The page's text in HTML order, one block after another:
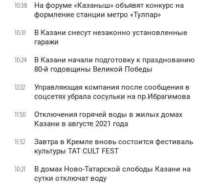
10:38
На форуме «Казаныш» объявят конкурс на
формление станции метро «Тулпар»
10:31
В Казани снесут незаконно установленные
гаражи
10:24
В Казани начали подготовку к празднованию
80-й годовщины Великой Победы
12:22
Управляющая компания после сообщения в
соцсетях убрала сосульки на пр.Ибрагимова
11:50
Отключения горячей воды в жилых домах
Казани в августе 2021 года
11:32
Завтра в Кремле вновь состоится фестиваль
культуры TAT CULT FEST
10:21
В домах Ново-Татарской слободы Казани на
сутки отключат воду